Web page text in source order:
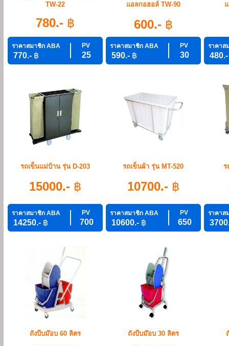
TW-22
780.- ฿
ราคาสมาชิก ABA PV
770.- ฿ 25
แอลกอฮอล์ TW-90
600.- ฿
ราคาสมาชิก ABA PV
590.- ฿ 30
ราคาส
รถเข็นแม่บ้าน รุ่น D-203
15000.- ฿
ราคาสมาชิก ABA PV
14250.- ฿ 700
รถเข็นผ้า รุ่น MT-520
10700.- ฿
ราคาสมาชิก ABA PV
10600.- ฿ 650
ร
ราคาส
ถังบีบม๊อบ 60 ลิตร ถังบีบม๊อบ 30 ลิตร